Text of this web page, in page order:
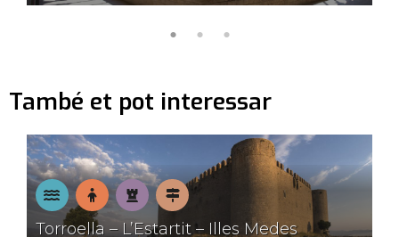
També et pot interessar
En
PatrimoniPobles
Torroella – L’Estartit – Illes Medes